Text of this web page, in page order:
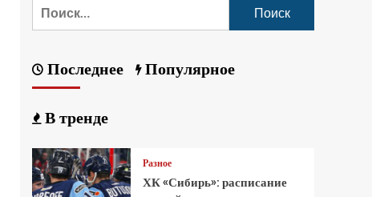
Последнее Популярное
В тренде
Разное
ХК «Сибирь»: расписание